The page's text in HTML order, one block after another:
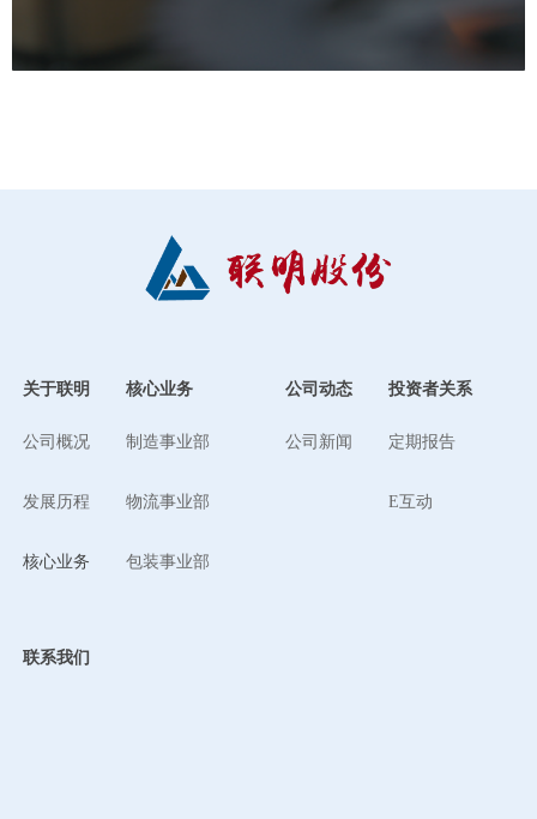
性与低成本并举的管理和服务。我们致力于为制造型企业提供
供应链各环节的产品质量风险，降低企业的物流及管理成本。
业务范围涉及物流器具包装设计和优化、零件第三方检测和翻
修以及汽车顶衬装配、电瓶循环充电管理等与汽车零部件有关
核心业务
制造事业部
物流事业部
包装事业部
公司概况
发展历程
核心业务
关于联明 公司动态
公司新闻
投资者关系
定期报告
E互动
联系我们